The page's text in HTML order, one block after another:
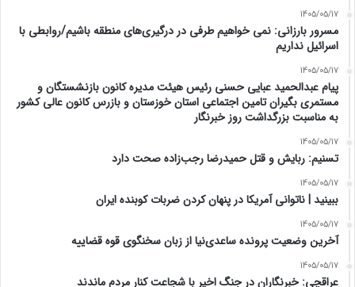
1405/05/17
مسرور بارزانی: نمی خواهیم طرفی در درگیری‌های منطقه باشیم/روابطی با
اسرائیل نداریم
1405/05/17
پیام عبدالحمید عبایی حسنی رئیس هیئت مدیره کانون بازنشستگان و
مستمری بگیران تامین اجتماعی استان خوزستان و بازرس کانون عالی کشور
به مناسبت بزرگداشت روز خبرنگار
1405/05/17
تسنیم: ربایش و قتل حمیدرضا رجب‌زاده صحت دارد
1405/05/17
‏ببینید | ناتوانی آمریکا در پنهان کردن ضربات کوبنده ایران
1405/05/17
آخرین وضعیت پرونده ساعدی‌نیا از زبان سخنگوی قوه قضاییه
1405/05/17
عراقچی: خبرنگاران در جنگ اخیر با شجاعت کنار مردم ماندند